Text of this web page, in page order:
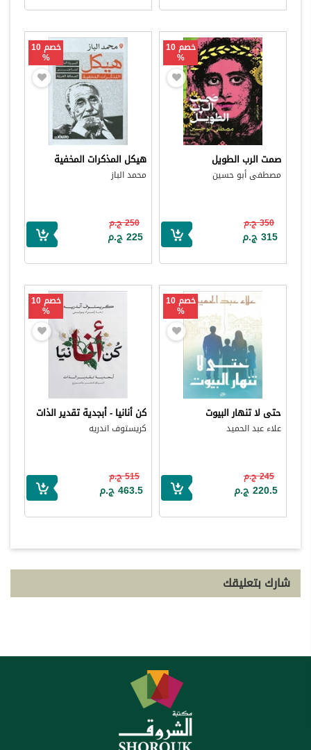
خصم 10
%
صمت الرب الطويل
مصطفى أبو حسين
350 ج.م
315 ج.م
خصم 10
%
هيكل المذكرات المخفية
محمد الباز
250 ج.م
225 ج.م
خصم 10
%
حتى لا تنهار البيوت
علاء عبد الحميد
245 ج.م
220.5 ج.م
خصم 10
%
كن أنانيا - أبجدية تقدير الذات
كريستوف اندريه
515 ج.م
463.5 ج.م
شارك بتعليقك